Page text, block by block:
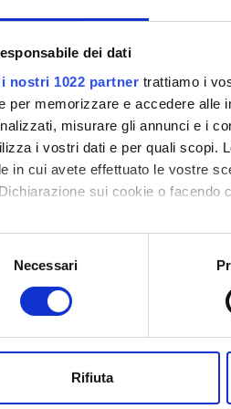
dei dati
i nostri 1022 partner trattiamo i
per memorizzare e accedere alle
misurare gli annunci e i
i vostri dati e per quali scopi.
in cui avete effettuato le vostre
sui cookie o facendo
tuo consenso, vorremmo anche:
raccogliere informazioni sulla tua
digitali).
o ritirare il tuo consenso in
Necessari
Rifiuta
Settore disciplinare
LINK UTILI
Azienda Ospedaliera